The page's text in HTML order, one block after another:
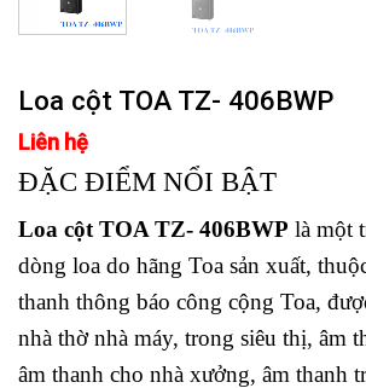
Loa cột TOA TZ- 406BWP
Liên hệ
ĐẶC ĐIỂM NỔI BẬT
Loa cột TOA TZ- 406BWP là một
dòng loa do hãng Toa sản xuất,
thanh thông báo công cộng Toa,
nhà thờ nhà máy, trong siêu thị, âm
âm thanh cho nhà xưởng, âm thanh